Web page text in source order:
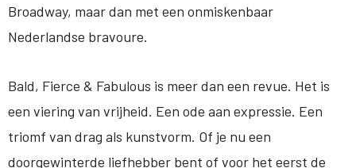
Broadway, maar dan met een onmiskenbaar
Nederlandse bravoure.
Bald, Fierce & Fabulous is meer dan een revue. Het is
een viering van vrijheid. Een ode aan expressie. Een
triomf van drag als kunstvorm. Of je nu een
doorgewinterde liefhebber bent of voor het eerst de